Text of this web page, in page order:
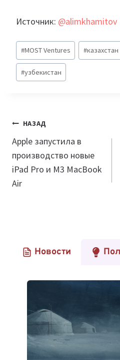
Источник: @alimkhamitov
Метки
записи:
#MOST Ventures #казахстан
#узбекистан
Навигация
по
записям
НАЗАД
Apple запустила в
производство новые
iPad Pro и M3 MacBook
Air
Новости